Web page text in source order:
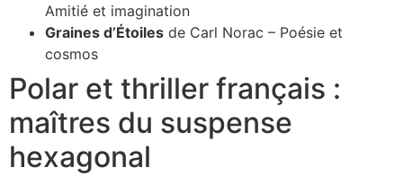
Amitié et imagination
Graines d’Étoiles de Carl Norac – Poésie et
cosmos
Polar et thriller français :
maîtres du suspense
hexagonal